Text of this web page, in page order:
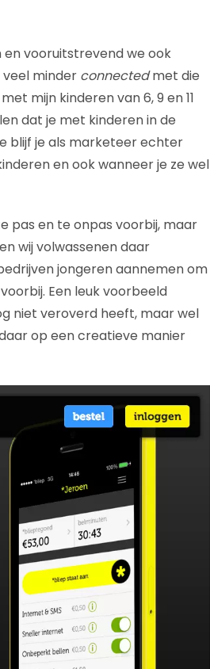
vooruitstrevend we ook
veel minder connectedmet die
mijn kinderen van 6, 9 en 11
dat je met kinderen in de
blijf je als marketeer echter
en ook wanneer je ze wel
pas en te onpas voorbij, maar
wij volwassenen daar
jongeren aannemen om
Een leuk voorbeeld
niet veroverd heeft, maar wel
op een creatieve manier